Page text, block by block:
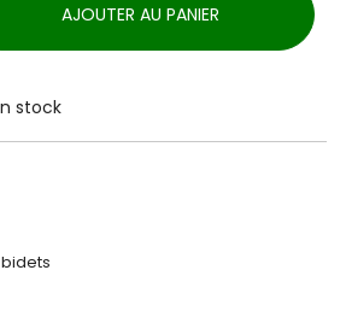
AJOUTER AU PANIER
stock